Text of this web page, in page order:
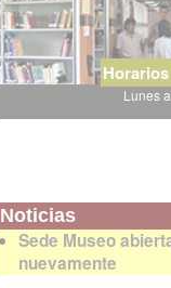
Lunes
Noticias
Sede Museo
nuevamente